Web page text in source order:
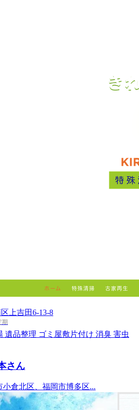
上吉田6-13-8
遺品整理 ゴミ屋敷片付け 消臭 害虫
さん
小倉北区、福岡市博多区...